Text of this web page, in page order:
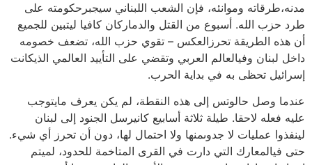
مدنه،طرقاته وموانئه، فإن الشعب اللبناني سيجبرحكومته على
طرد حزب الله. أسبوع من القتل والدماركان كافيا ليتبين للجميع
أن هذه الطريقة تحرزالعكس – تقوي حزب الله، تضعف خصومه
داخل لبنان وفيالعالم العربي وتقضي على التأييد العالمي الذيكانت
إسرائيل تحظى به في بداية الحرب.
عندما وصل حالوتس إلى هذه النقطة، لم يكن يعرف مايتوجب
عليه فعله لاحقا. طيلة ثلاثة أسابيع كانيرسل الجنود إلى لبنان
لينفذوا عمليات لا جدوىمنها ولا احتمال لها، دون أن تحرز أي شيء.
حتى فيالمعارك التي دارت في القرى المتاخمة للحدود، لميتم